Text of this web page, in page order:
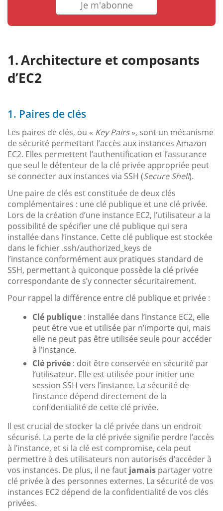
Je m'abonne
Architecture et composants
d’EC2
1. Paires de clés
Les paires de clés, ou « Key Pairs», sont un mécanisme
de sécurité permettant l’accès aux instances Amazon
EC2. Elles permettent l’authentification et l’assurance
que seul le détenteur de la clé privée appropriée peut
se connecter aux instances via SSH (Secure Shell).
Une paire de clés est constituée de deux clés
complémentaires : une clé publique et une clé privée.
Lors de la création d’une instance EC2, l’utilisateur a la
possibilité de spécifier une clé publique qui sera
installée dans l’instance. Cette clé publique est stockée
dans le fichier .ssh/authorized_keys de
l’instance conformément aux pratiques standard de
SSH, permettant à quiconque possède la clé privée
correspondante de s’y connecter sécuritairement.
Pour rappel la différence entre clé publique et privée :
Clé publique : installée dans l’instance EC2, elle
peut être vue et utilisée par n’importe qui, mais
elle ne peut pas être utilisée seule pour accéder
à l’instance.
Clé privée : doit être conservée en sécurité par
l’utilisateur. Elle est utilisée pour initier une
session SSH vers l’instance. La sécurité de
l’instance dépend directement de la
confidentialité de cette clé privée.
Il est crucial de stocker la clé privée dans un endroit
sécurisé. La perte de la clé privée signifie perdre l’accès
à l’instance, et si la clé est compromise, cela peut
permettre à des utilisateurs non autorisés d’accéder à
vos instances. De plus, il ne faut jamais partager votre
clé privée à des personnes externes. La sécurité de vos
instances EC2 dépend de la confidentialité de vos clés
privées.